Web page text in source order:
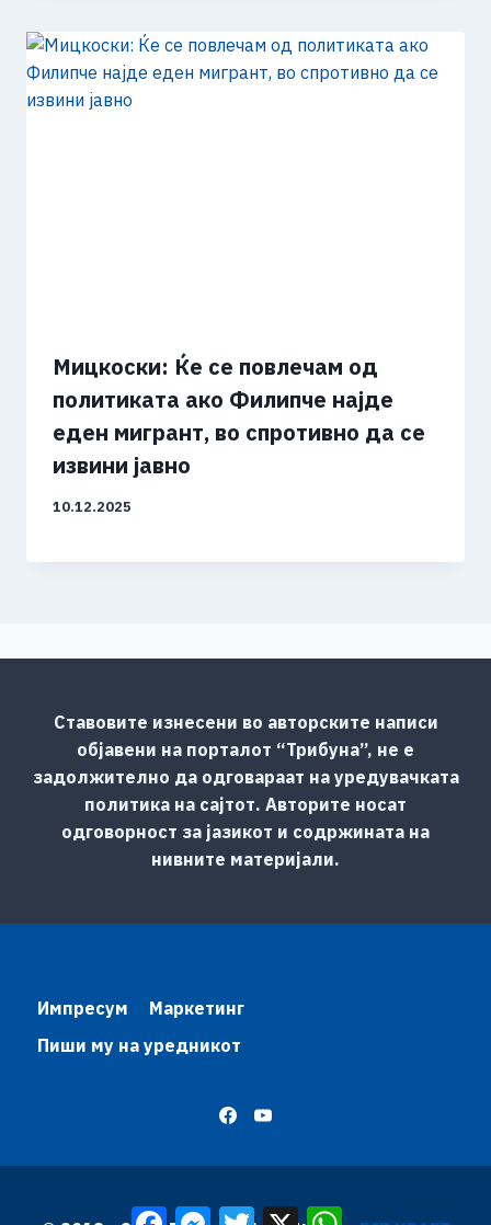
Мицкоски: Ќе се повлечам од
политиката ако Филипче најде
еден мигрант, во спротивно да се
извини јавно
10.12.2025
Ставовите изнесени во авторските написи
објавени на порталот “Трибуна”, не е
задолжително да одговараат на уредувачката
политика на сајтот. Авторите носат
одговорност за јазикот и содржината на
нивните материјали.
Импресум
Маркетинг
Пиши му на уредникот
FacebookMessenger
TwitterX